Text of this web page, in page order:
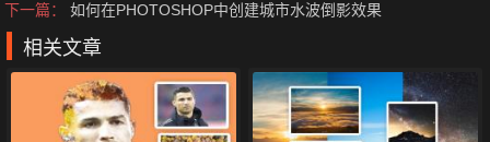
步骤一：打开图片
下一篇：
如何在PHOTOSHOP中创建城市水波倒影效果
相关文章